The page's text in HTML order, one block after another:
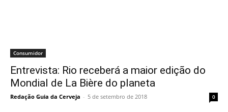
Consumidor
Entrevista: Rio receberá a maior edição do
Mondial de La Bière do planeta
Redação Guia da Cerveja - 5 de setembro de 2018 0